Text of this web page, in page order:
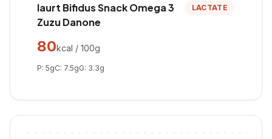
Iaurt Bifidus Snack Omega 3
Zuzu Danone
LACTATE
80kcal / 100g
P: 5gC: 7.5gG: 3.3g